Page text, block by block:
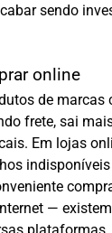
sendo
online
de marcas
frete, sai
Em lojas
—
plataformas.